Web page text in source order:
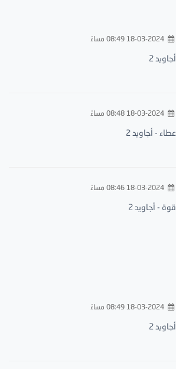
18-03-2024 08:49 مساءً
أجاويد 2
18-03-2024 08:48 مساءً
عطاء - أجاويد 2
18-03-2024 08:46 مساءً
قوة - أجاويد 2
18-03-2024 08:49 مساءً
أجاويد 2